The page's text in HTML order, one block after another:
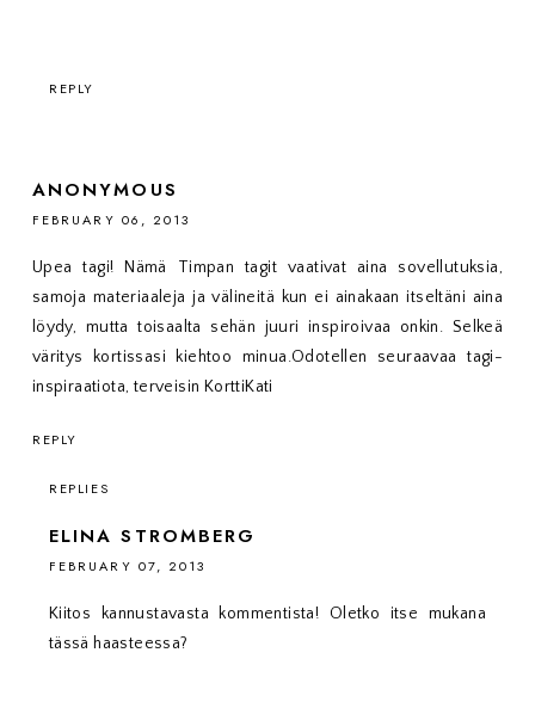
REPLY
ANONYMOUS
FEBRUARY 06, 2013
Upea tagi! Nämä Timpan tagit vaativat aina sovellutuksia,
samoja materiaaleja ja välineitä kun ei ainakaan itseltäni aina
löydy, mutta toisaalta sehän juuri inspiroivaa onkin. Selkeä
väritys kortissasi kiehtoo minua.Odotellen seuraavaa tagi-
inspiraatiota, terveisin KorttiKati
REPLY
REPLIES
ELINA STROMBERG
FEBRUARY 07, 2013
Kiitos kannustavasta kommentista! Oletko itse mukana
tässä haasteessa?